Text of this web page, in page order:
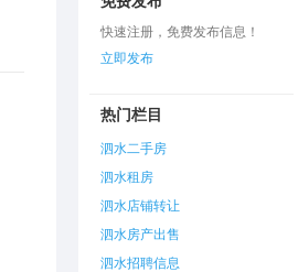
快速注册，免费发布信息！
立即发布
热门栏目
泗水二手房
泗水租房
泗水店铺转让
泗水房产出售
泗水招聘信息